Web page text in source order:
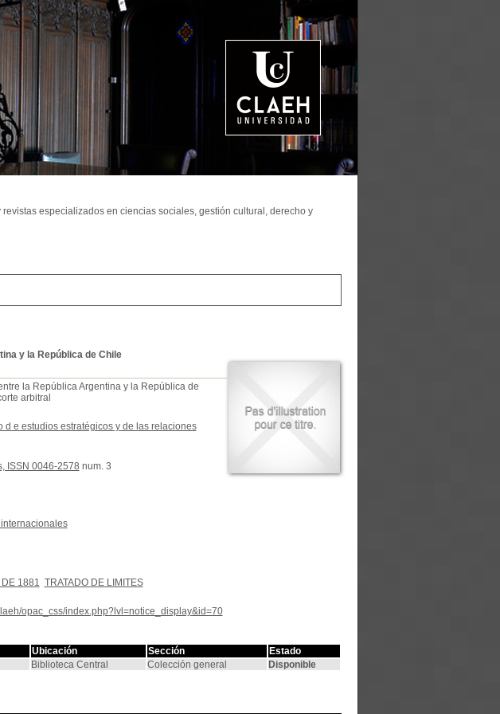
y la República de Chile
la República Argentina y la República de
arbitral
d e estudios estratégicos y de las relaciones
ISSN 0046-2578 num. 3
DE 1881 TRATADO DE LIMITES
opac_css/index.php?lvl=notice_display&id=70
Ubicación Sección
Estado
Biblioteca Central Colección general Disponible
especializados en ciencias sociales, gestión cultural, derecho y